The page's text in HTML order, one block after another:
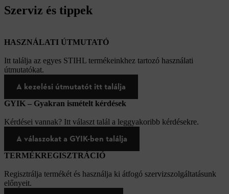
Szerviz és tippek
HASZNÁLATI ÚTMUTATÓ
Itt találja az egyes STIHL termékeinkhez tartozó használati
útmutatókat.
A kezelési útmutatót itt találja
GYIK – Gyakran ismételt kérdések
Kérdései vannak? Itt választ talál a leggyakoribb kérdésekre.
A válaszokat a GYIK-ben találja
TERMÉKREGISZTRÁCIÓ
Regisztrálja termékét és használja ki átfogó szervizszolgáltatásunk
előnyeit.